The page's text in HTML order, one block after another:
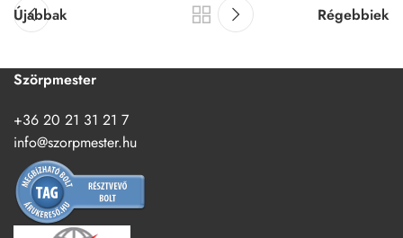
Újabbak Régebbiek
Szörpmester
+36 20 21 31 21 7
info@szorpmester.hu